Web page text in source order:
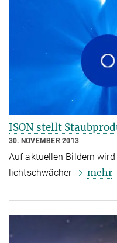
ISON stellt
30. NOVEMBER 2013
Auf aktuellen Bildern
lichtschwächer
mehr